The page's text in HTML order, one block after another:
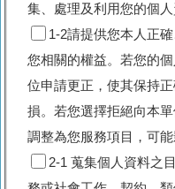
集、處理及利用您的個人
1-2請提供您本人正
您相關的權益。若您的
位申請更正，使其保持
損。若您選擇拒絕向本
調整為您服務項目，可能
2-1 蒐集個人資料之